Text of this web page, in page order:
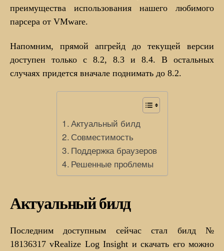
преимущества использования нашего любимого
парсера от VMware.
Напомним, прямой апгрейд до текущей версии
доступен только с 8.2, 8.3 и 8.4. В остальных
случаях придется вначале поднимать до 8.2.
Актуальный билд
Совместимость
Поддержка браузеров
Решенные проблемы
Актуальный билд
Последним доступным сейчас стал билд №
18136317 vRealize Log Insight и скачать его можно